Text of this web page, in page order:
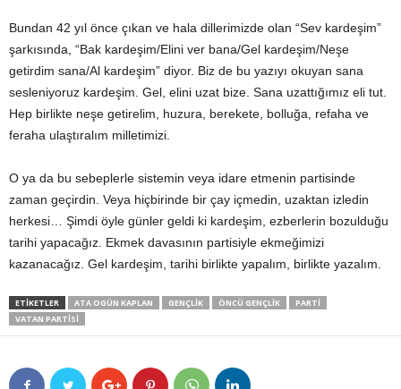
Bundan 42 yıl önce çıkan ve hala dillerimizde olan “Sev kardeşim”
şarkısında, “Bak kardeşim/Elini ver bana/Gel kardeşim/Neşe
getirdim sana/Al kardeşim” diyor. Biz de bu yazıyı okuyan sana
sesleniyoruz kardeşim. Gel, elini uzat bize. Sana uzattığımız eli tut.
Hep birlikte neşe getirelim, huzura, berekete, bolluğa, refaha ve
feraha ulaştıralım milletimizi.
O ya da bu sebeplerle sistemin veya idare etmenin partisinde
zaman geçirdin. Veya hiçbirinde bir çay içmedin, uzaktan izledin
herkesi… Şimdi öyle günler geldi ki kardeşim, ezberlerin bozulduğu
tarihi yapacağız. Ekmek davasının partisiyle ekmeğimizi
kazanacağız. Gel kardeşim, tarihi birlikte yapalım, birlikte yazalım.
ETIKETLER ATA OGÜN KAPLAN GENÇLIK ÖNCÜ GENÇLIK
PARTI
VATAN PARTISI